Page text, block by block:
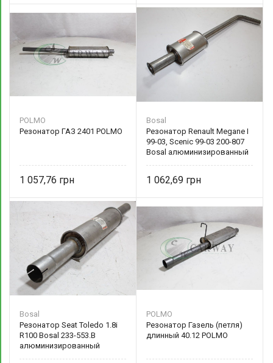
POLMO
Резонатор ГАЗ 2401 POLMO
1 057,76
Bosal
Резонатор Renault Megane I
99-03, Scenic 99-03 200-807
Bosal алюминизированный
1 062,69
Bosal
Резонатор Seat Toledo 1.8i
R100 Bosal 233-553.B
алюминизированный
POLMO
Резонатор Газель (петля)
длинный 40.12 POLMO